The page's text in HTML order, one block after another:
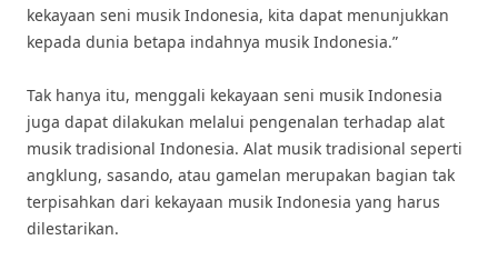
kekayaan seni musik Indonesia, kita dapat menunjukkan
kepada dunia betapa indahnya musik Indonesia.”
Tak hanya itu, menggali kekayaan seni musik Indonesia
juga dapat dilakukan melalui pengenalan terhadap alat
musik tradisional Indonesia. Alat musik tradisional seperti
angklung, sasando, atau gamelan merupakan bagian tak
terpisahkan dari kekayaan musik Indonesia yang harus
dilestarikan.